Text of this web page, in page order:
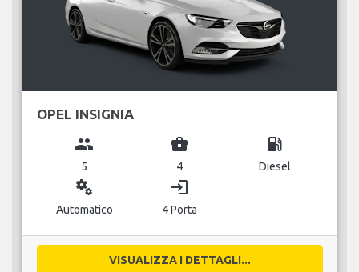
OPEL INSIGNIA
group
5
business_center
4
local_gas_station
Diesel
miscellaneous_services
Automatico
login
4 Porta
VISUALIZZA I DETTAGLI...